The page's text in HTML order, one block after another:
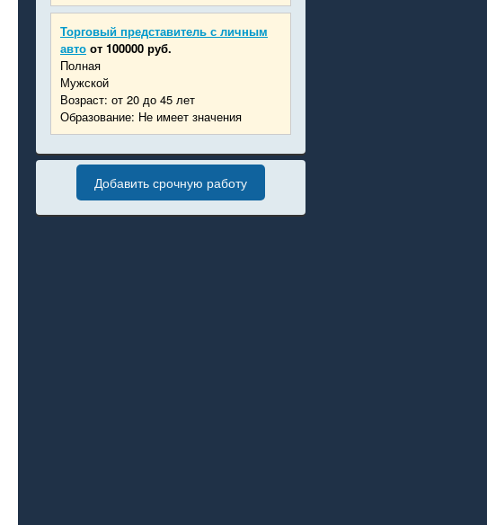
Торговый представитель с личным
авто от 100000 руб.
Полная
Мужской
Возраст: от 20 до 45 лет
Образование: Не имеет значения
Добавить срочную работу